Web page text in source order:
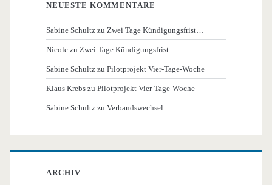
NEUESTE KOMMENTARE
Sabine Schultz zu Zwei Tage Kündigungsfrist…
Nicole zu Zwei Tage Kündigungsfrist…
Sabine Schultz zuPilotprojekt Vier-Tage-Woche
Klaus Krebs zuPilotprojekt Vier-Tage-Woche
Sabine Schultz zuVerbandswechsel
ARCHIV